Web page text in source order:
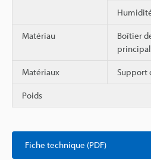
Matériau
Boîtier
Matériaux Support
Poids
Fiche technique (PDF)